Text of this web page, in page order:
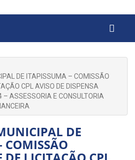
DE ITAPISSUMA – COMISSÃO
CPL AVISO DE DISPENSA
ASSESSORIA E CONSULTORIA
DE
COMISSÃO